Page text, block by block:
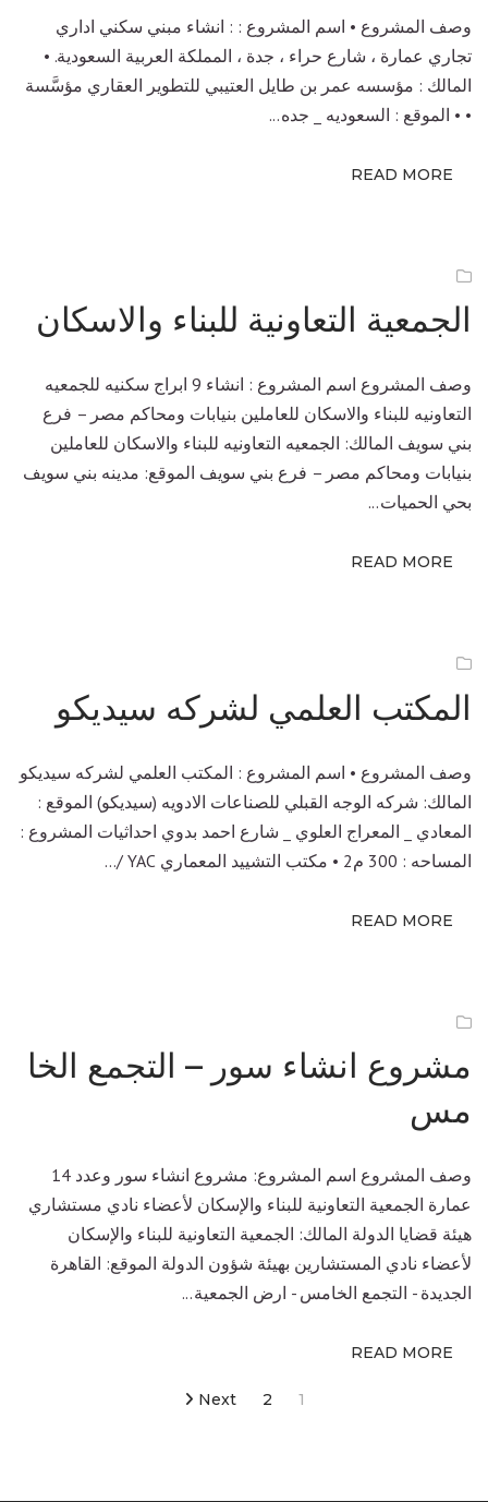
وصف المشروع • اسم المشروع : : انشاء مبني سكني اداري
تجاري عمارة ، شارع حراء ، جدة ، المملكة العربية السعودية. •
المالك : مؤسسه عمر بن طايل العتيبي للتطوير العقاري مؤسَّسة
• • الموقع : السعوديه _ جده...
READ MORE
الجمعية التعاونية للبناء والاسكان
وصف المشروع اسم المشروع : انشاء 9 ابراج سكنيه للجمعيه
التعاونيه للبناء والاسكان للعاملين بنيابات ومحاكم مصر – فرع
بني سويف المالك: الجمعيه التعاونيه للبناء والاسكان للعاملين
بنيابات ومحاكم مصر – فرع بني سويف الموقع: مدينه بني سويف
بحي الحميات...
READ MORE
المكتب العلمي لشركه سيديكو
وصف المشروع • اسم المشروع : المكتب العلمي لشركه سيديكو
المالك: شركه الوجه القبلي للصناعات الادويه (سيديكو) الموقع :
المعادي _ المعراج العلوي _ شارع احمد بدوي احداثيات المشروع :
المساحه : 300 م2 • مكتب التشييد المعماري YAC /...
READ MORE
مشروع انشاء سور – التجمع الخا
مس
وصف المشروع اسم المشروع: مشروع انشاء سور وعدد 14
عمارة الجمعية التعاونية للبناء والإسكان لأعضاء نادي مستشاري
هيئة قضايا الدولة المالك: الجمعية التعاونية للبناء والإسكان
لأعضاء نادي المستشارين بهيئة شؤون الدولة الموقع: القاهرة
الجديدة - التجمع الخامس - ارض الجمعية...
READ MORE
1
2
Next